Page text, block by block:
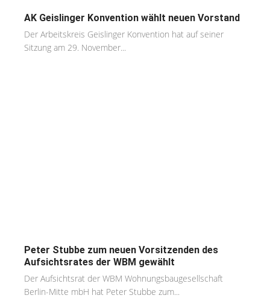
AK Geislinger Konvention wählt neuen Vorstand
Der Arbeitskreis Geislinger Konvention hat auf seiner
Sitzung am 29. November...
Peter Stubbe zum neuen Vorsitzenden des
Aufsichtsrates der WBM gewählt
Der Aufsichtsrat der WBM Wohnungsbaugesellschaft
Berlin-Mitte mbH hat Peter Stubbe zum...